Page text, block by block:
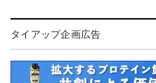
タイアップ企画広告